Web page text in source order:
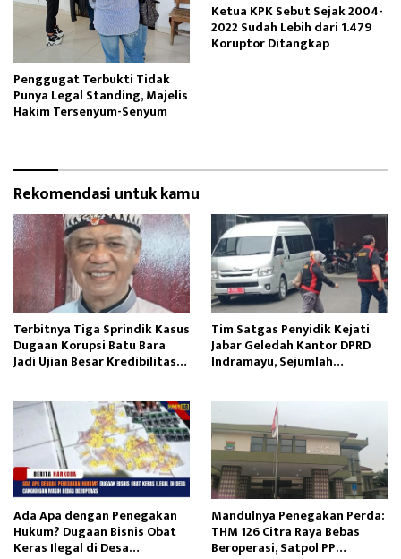
Penggugat Terbukti Tidak
Punya Legal Standing, Majelis
Hakim Tersenyum-Senyum
Ketua KPK Sebut Sejak 2004-
2022 Sudah Lebih dari 1.479
Koruptor Ditangkap
Rekomendasi untuk kamu
Terbitnya Tiga Sprindik Kasus
Dugaan Korupsi Batu Bara
Jadi Ujian Besar Kredibilitas
Tim Satgas Penyidik Kejati
Jabar Geledah Kantor DPRD
Indramayu, Sejumlah
Ada Apa dengan Penegakan
Hukum? Dugaan Bisnis Obat
Keras Ilegal di Desa
Mandulnya Penegakan Perda:
THM 126 Citra Raya Bebas
Beroperasi, Satpol PP